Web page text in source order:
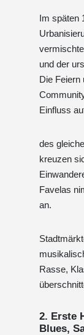
Im späten
und der
Die Feiern
Einfluss
des
kreuzen
Favelas
an.
Rasse,
2. Erste
Blues,